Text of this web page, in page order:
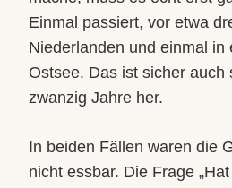
Einmal passiert, vor etwa
Niederlanden und einmal in
Ostsee. Das ist sicher auch
zwanzig Jahre her.
In beiden Fällen waren die
nicht essbar. Die Frage